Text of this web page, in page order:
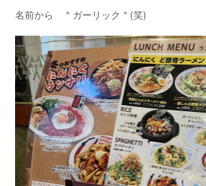
名前から ＂ガーリック＂(笑)